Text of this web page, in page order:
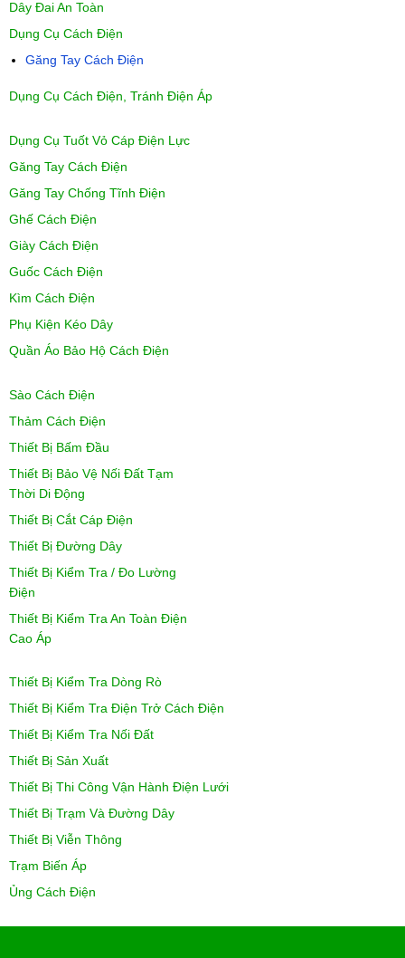
Dây Đai An Toàn
Dụng Cụ Cách Điện
Găng Tay Cách Điện
Dụng Cụ Cách Điện, Tránh Điện Áp
Dụng Cụ Tuốt Vỏ Cáp Điện Lực
Găng Tay Cách Điện
Găng Tay Chống Tĩnh Điện
Ghế Cách Điện
Giày Cách Điện
Guốc Cách Điện
Kìm Cách Điện
Phụ Kiện Kéo Dây
Quần Áo Bảo Hộ Cách Điện
Sào Cách Điện
Thảm Cách Điện
Thiết Bị Bấm Đầu
Thiết Bị Bảo Vệ Nối Đất Tạm
Thời Di Động
Thiết Bị Cắt Cáp Điện
Thiết Bị Đường Dây
Thiết Bị Kiểm Tra / Đo Lường
Điện
Thiết Bị Kiểm Tra An Toàn Điện
Cao Áp
Thiết Bị Kiểm Tra Dòng Rò
Thiết Bị Kiểm Tra Điện Trở Cách Điện
Thiết Bị Kiểm Tra Nối Đất
Thiết Bị Sản Xuất
Thiết Bị Thi Công Vận Hành Điện Lưới
Thiết Bị Trạm Và Đường Dây
Thiết Bị Viễn Thông
Trạm Biến Áp
Ủng Cách Điện